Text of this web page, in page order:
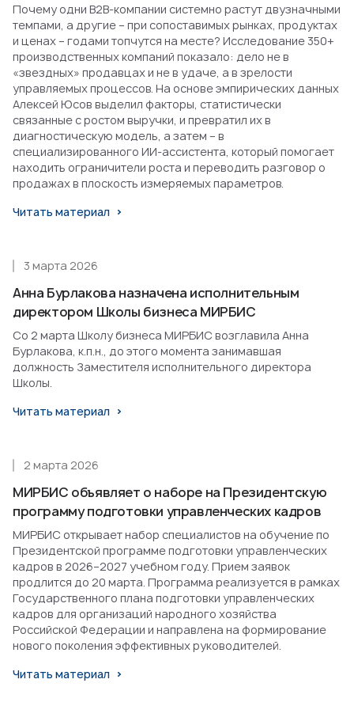
Почему одни B2B-компании системно растут двузначными
темпами, а другие – при сопоставимых рынках, продуктах
и ценах – годами топчутся на месте? Исследование 350+
производственных компаний показало: дело не в
«звездных» продавцах и не в удаче, а в зрелости
управляемых процессов. На основе эмпирических данных
Алексей Юсов выделил факторы, статистически
связанные с ростом выручки, и превратил их в
диагностическую модель, а затем – в
специализированного ИИ-ассистента, который помогает
находить ограничители роста и переводить разговор о
продажах в плоскость измеряемых параметров.
Читать материал
Анна Бурлакова назначена исполнительным
директором Школы бизнеса МИРБИС
3 марта 2026
Со 2 марта Школу бизнеса МИРБИС возглавила Анна
Бурлакова, к.п.н., до этого момента занимавшая
должность Заместителя исполнительного директора
Школы.
Читать материал
МИРБИС объявляет о наборе на Президентскую
программу подготовки управленческих кадров
2 марта 2026
МИРБИС открывает набор специалистов на обучение по
Президентской программе подготовки управленческих
кадров в 2026–2027 учебном году. Прием заявок
продлится до 20 марта. Программа реализуется в рамках
Государственного плана подготовки управленческих
кадров для организаций народного хозяйства
Российской Федерации и направлена на формирование
нового поколения эффективных руководителей.
Читать материал